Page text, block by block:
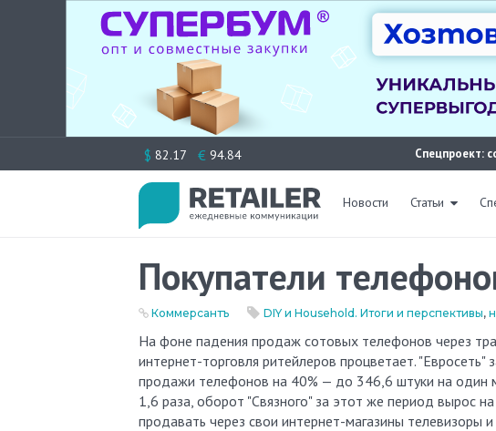
к
$ 82.17 € 94.84 Спецпроект:
Новости Статьи
Покупатели
Коммерсантъ DIY и Household. Итоги и перспективы,
На фоне падения продаж сотовых телефонов через традиционные магазины (65% в первом полугодии)
интернет-торговля ритейлеров процветает.
продажи телефонов на 40% — до 346,6 штуки на один
1,6 раза, оборот "Связного" за этот же период вырос
продавать через свои интернет-магазины телевизоры